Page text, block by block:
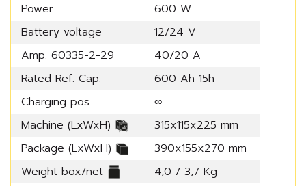
Power
600 W
Battery voltage
12/24 V
Amp. 60335-2-29
40/20 A
Rated Ref. Cap.
600 Ah 15h
Charging pos.
∞
Machine (LxWxH)
315x115x225 mm
Package (LxWxH)
390x155x270 mm
Weight box/net
4,0 / 3,7 Kg